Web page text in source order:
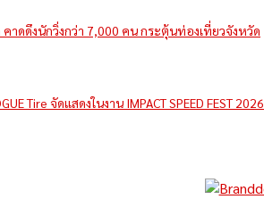
าดดึงนักวิ่งกว่า 7,000 คน กระตุ้นท่องเที่ยวจังหวัด
Tire จัดแสดงในงาน IMPACT SPEED FEST 2026